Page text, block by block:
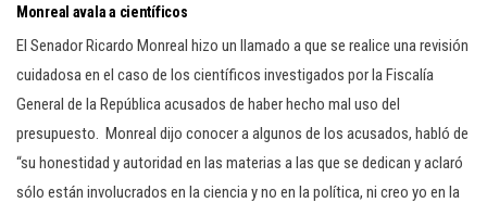
Monreal avala a científicos
El Senador Ricardo Monreal hizo un llamado a que se realice una revisión
cuidadosa en el caso de los científicos investigados por la Fiscalía
General de la República acusados de haber hecho mal uso del
presupuesto. Monreal dijo conocer a algunos de los acusados, habló de
“su honestidad y autoridad en las materias a las que se dedican y aclaró
sólo están involucrados en la ciencia y no en la política, ni creo yo en la